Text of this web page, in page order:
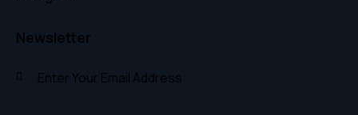
Newsletter